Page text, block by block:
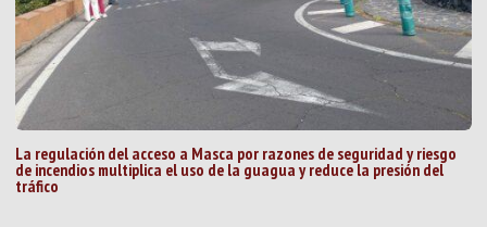
La regulación del acceso a Masca por razones de seguridad y riesgo
de incendios multiplica el uso de la guagua y reduce la presión del
tráfico